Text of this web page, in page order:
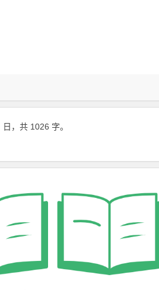
日 ，共 1026 字。